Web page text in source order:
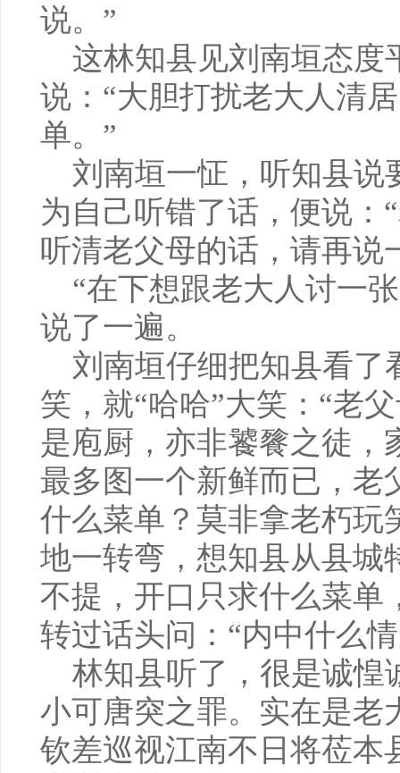
说。”
这林知县见刘南垣态度
说：“大胆打扰老大人清
单。”
刘南垣一怔，听知县说
为自己听错了话，便说：
听清老父母的话，请再说
“在下想跟老大人讨一
说了一遍。
刘南垣仔细把知县看了
笑，就“哈哈”大笑：“老
是庖厨，亦非饕餮之徒，
最多图一个新鲜而已，老
什么菜单？莫非拿老朽玩
地一转弯，想知县从县城
不提，开口只求什么菜单
转过话头问：“内中什么
林知县听了，很是诚惶
小可唐突之罪。实在是老
钦差巡视江南不日将莅本